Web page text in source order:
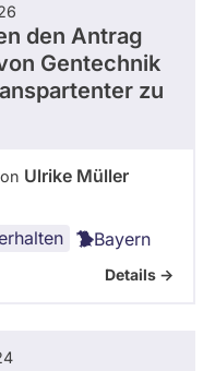
den Antrag
Gentechnik
zu
Ulrike Müller
Bayern
Details ->